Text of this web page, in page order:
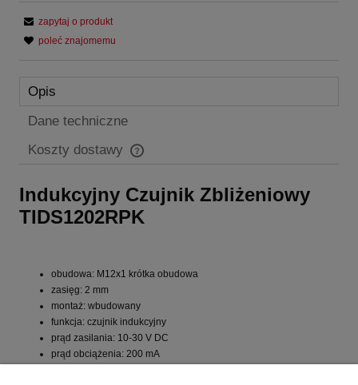
zapytaj o produkt
poleć znajomemu
Opis
Dane techniczne
Koszty dostawy
Cena nie zawiera ewentualnych kosztów płatności
Indukcyjny Czujnik Zbliżeniowy
TIDS1202RPK
obudowa: M12x1 krótka obudowa
zasięg: 2 mm
montaż: wbudowany
funkcja: czujnik indukcyjny
prąd zasilania: 10-30 V DC
prąd obciążenia: 200 mA